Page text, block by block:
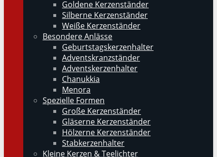
Goldene Kerzenständer
Silberne Kerzenständer
Weiße Kerzenständer
Besondere Anlässe
Geburtstagskerzenhalter
Adventskranzständer
Adventskerzenhalter
Chanukkia
Menora
Spezielle Formen
Große Kerzenständer
Gläserne Kerzenständer
Hölzerne Kerzenständer
Stabkerzenhalter
Kleine Kerzen & Teelichter